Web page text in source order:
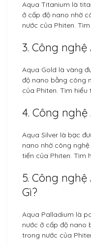
Aqua Titanium là
ở cấp độ nano nhờ
nước của Phiten.
3. Công nghệ
Aqua Gold là vàng
độ nano bằng công
của Phiten. Tìm hiểu
4. Công nghệ
Aqua Silver là bạc
nano nhờ công
tiến của Phiten. Tìm
5. Công
Gì?
Aqua Palladium là
nước ở cấp độ nano
trong nước của